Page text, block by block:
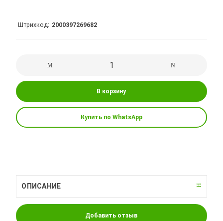
Штрихкод 2000397269682
В корзину
Купить по WhatsApp
ОПИСАНИЕ
Добавить отзыв